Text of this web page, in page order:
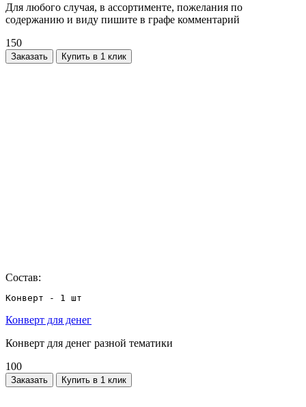
Для любого случая, в ассортименте, пожелания по
содержанию и виду пишите в графе комментарий
150
Заказать Купить в 1 клик
Состав:
Конверт - 1 шт
Конверт для денег
Конверт для денег разной тематики
100
Заказать Купить в 1 клик